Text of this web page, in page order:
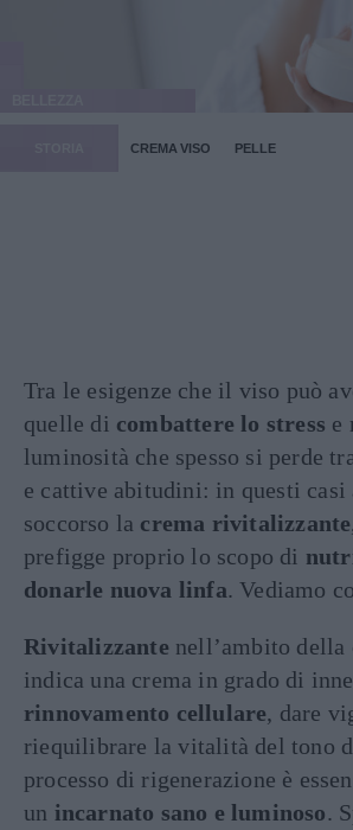
CREMA VISO PELLE
Tra le esigenze che il viso può
quelle di combattere lo stress e
luminosità che spesso si perde
e cattive abitudini: in questi
soccorso la crema rivitalizzante
prefigge proprio lo scopo di
donarle nuova linfa. Vediamo
Rivitalizzante nell’ambito della
indica una crema in grado di
rinnovamento cellulare, dare
riequilibrare la vitalità del tono
processo di rigenerazione è
un incarnato sano e luminoso.